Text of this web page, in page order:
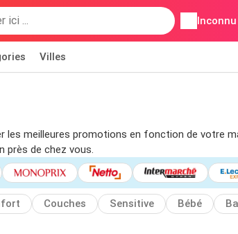
Inconnu
Villes
meilleures promotions en fonction de votre
près de chez vous.
Couches Sensitive Bébé